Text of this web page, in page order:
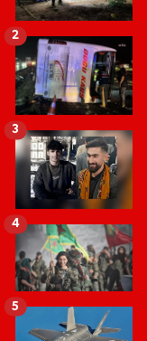
2
3
4
5